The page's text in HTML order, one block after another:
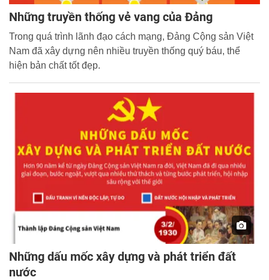
Những truyền thống vẻ vang của Đảng
Trong quá trình lãnh đạo cách mạng, Đảng Cộng sản Việt
Nam đã xây dựng nên nhiều truyền thống quý báu, thể
hiện bản chất tốt đẹp.
Những dấu mốc xây dựng và phát triển đất
nước